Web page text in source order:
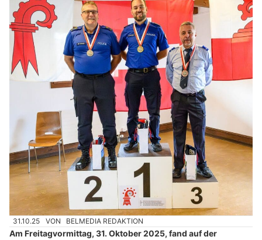
31.10.25 VON BELMEDIA REDAKTION
Am Freitagvormittag, 31. Oktober 2025, fand auf der